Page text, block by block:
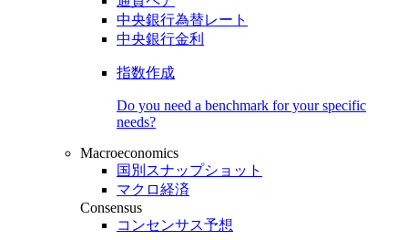
中央銀行為替レート
中央銀行金利
指数作成
Do you need a benchmark for your specific
needs?
Macroeconomics
国別スナップショット
マクロ経済
Consensus
コンセンサス予想